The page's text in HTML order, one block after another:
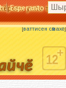
унпа
Esperanto
вӑрӑм та ӑсӗ кӗске.
[ваттисен сӑмахӗ]